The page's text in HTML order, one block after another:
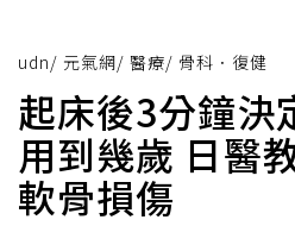
udn/ 元氣網/ 醫療/ 骨科．復健
起床後3分鐘決
用到幾歲 日醫
軟骨損傷